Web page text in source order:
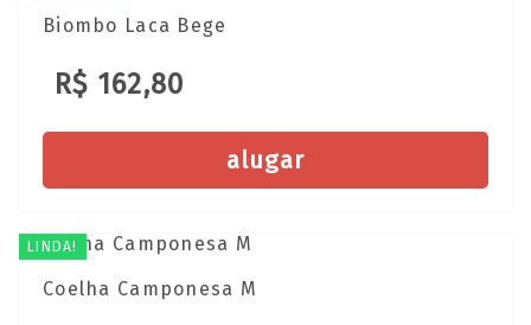
Biombo Laca Bege
R$ 162,80
alugar
LINDA!
Coelha Camponesa M